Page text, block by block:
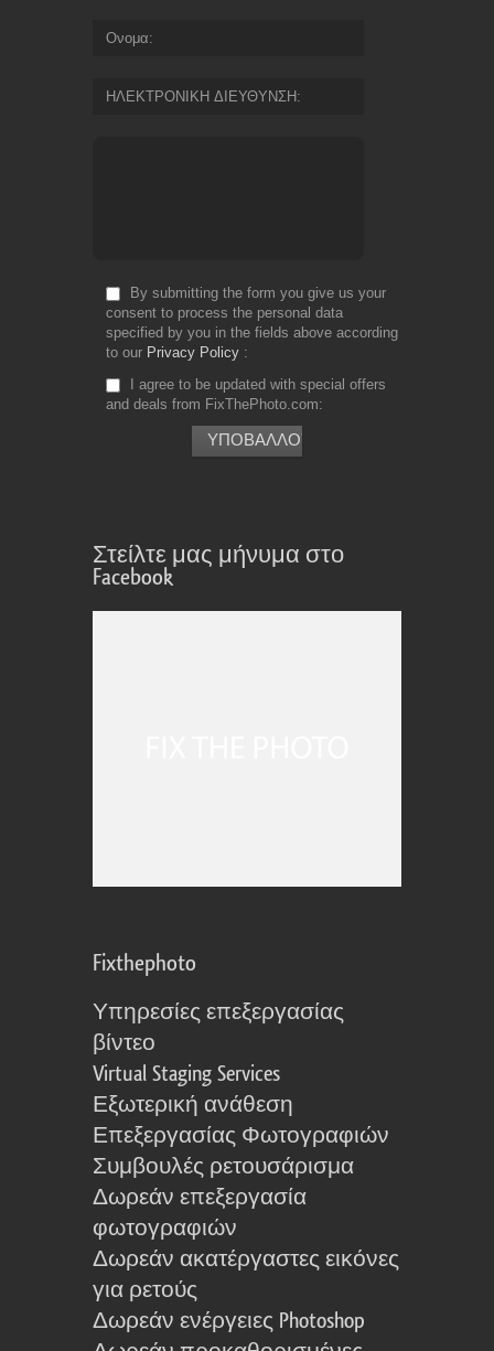
Ονομα
ΗΛΕΚΤΡΟΝΙΚΗ ΔΙΕΥΘΥΝΣΗ
By submitting the form you give us your
consent to process the personal data
specified by you in the fields above according
to our Privacy Policy
I agree to be updated with special offers
and deals from FixThePhoto.com
Στείλτε μας μήνυμα στο
Facebook
Fixthephoto
Υπηρεσίες επεξεργασίας
βίντεο
Virtual Staging Services
Εξωτερική ανάθεση
Επεξεργασίας Φωτογραφιών
Συμβουλές ρετουσάρισμα
Δωρεάν επεξεργασία
φωτογραφιών
Δωρεάν ακατέργαστες εικόνες
για ρετούς
Δωρεάν ενέργειες Photoshop